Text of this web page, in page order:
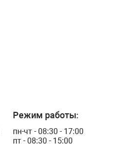
Режим работы:
пн-чт - 08:30 - 17:00
пт - 08:30 - 15:00